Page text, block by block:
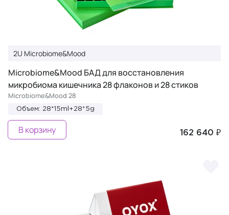
2U Microbiome&Mood
Microbiome&Mood БАД для восстановления
микробиома кишечника 28 флаконов и 28 стиков
Microbiome&Mood 28
Объем: 28*15ml+28*5g
162 640 ₽
В корзину